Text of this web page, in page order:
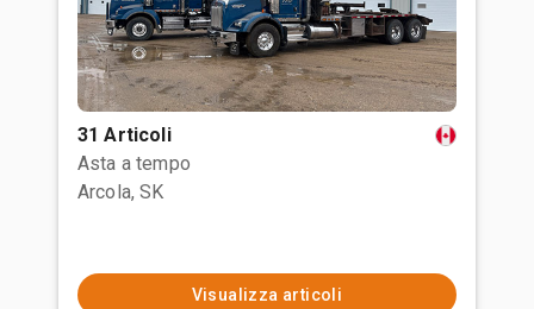
31 Articoli
Asta a tempo
Arcola, SK
Visualizza articoli